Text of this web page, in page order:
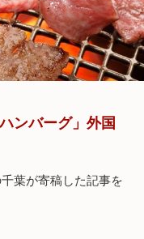
ンバーグ」外国
葉が寄稿した記事を